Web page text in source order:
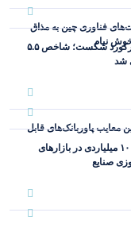
فناوری چین به مذاق
نیام
معایب پاوربانک‌های قابل
بورس رکورد شکست؛ شاخص ۵.۵
شد
فروش ۱۰ میلیاردی در بازارهای
صنایع